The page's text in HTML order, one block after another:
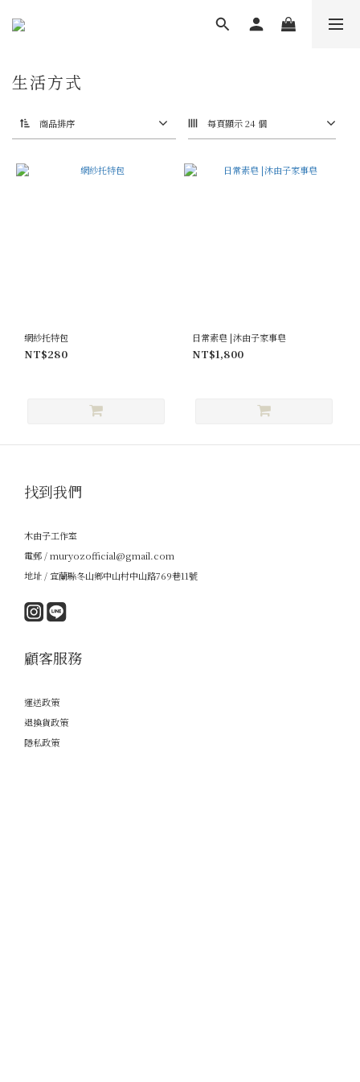
生活方式
商品排序 每頁顯示 24 個
網紗托特包
NT$280
日常素皂 |沐由子家事皂
NT$1,800
找到我們
木由子工作室
電郵 / muryozofficial@gmail.com
地址 / 宜蘭縣冬山鄉中山村中山路769巷11號
顧客服務
運送政策
退換貨政策
隱私政策